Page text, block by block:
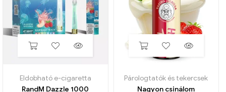
Eldobható e-cigaretta
RandM Dazzle 1000
Párologtatók és tekercsek
Nagyon csinálom